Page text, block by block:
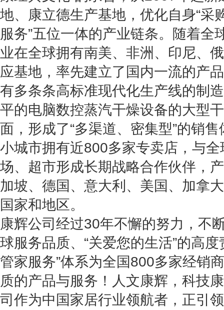
地、康立德生产基地，优化自身“采
服务”五位一体的产业链条。随着全
业在全球拥有南美、非洲、印尼、
应基地，率先建立了国内一流的产
有多条条高标准现代化生产线的制
平的电脑数控蒸汽干燥设备的大型
面，形成了“多渠道、密集型”的销
小城市拥有近800多家专卖店，与
场、超市形成长期战略合作伙伴，
加坡、德国、意大利、美国、加拿
国家和地区。
康辉公司经过30年不懈的努力，不
球服务品质、“关爱您的生活”的高
管家服务”体系为全国800多家经销
质的产品与服务！人文康辉，科技
司作为中国家居行业领航者，正引